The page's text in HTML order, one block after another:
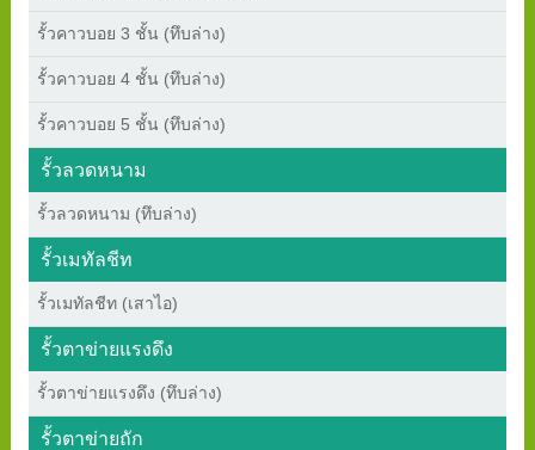
รั้วคาวบอย 3 ชั้น (ทึบล่าง)
รั้วคาวบอย 4 ชั้น (ทึบล่าง)
รั้วคาวบอย 5 ชั้น (ทึบล่าง)
รั้วลวดหนาม
รั้วลวดหนาม (ทึบล่าง)
รั้วเมทัลชีท
รั้วเมทัลชีท (เสาไอ)
รั้วตาข่ายแรงดึง
รั้วตาข่ายแรงดึง (ทึบล่าง)
รั้วตาข่ายถัก